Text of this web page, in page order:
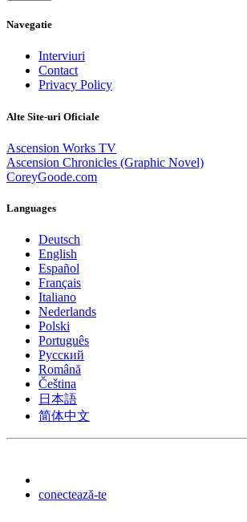
Navegatie
Interviuri
Contact
Privacy Policy
Alte Site-uri Oficiale
Ascension Works TV
Ascension Chronicles (Graphic Novel)
CoreyGoode.com
Languages
Deutsch
English
Español
Français
Italiano
Nederlands
Polski
Português
Pусский
Română
Čeština
日本語
简体中文
conectează-te